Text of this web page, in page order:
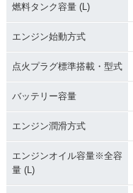
燃料タンク容量 (L)
エンジン始動方式
点火プラグ標準搭載・型式
バッテリー容量
エンジン潤滑方式
エンジンオイル容量※全容
量 (L)